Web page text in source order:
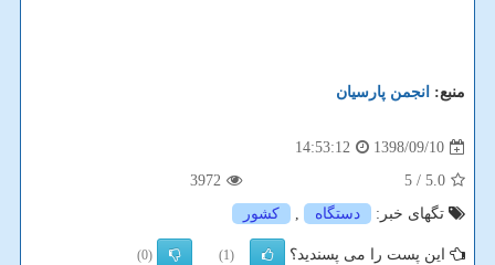
منبع: انجمن پارسیان
1398/09/10
14:53:12
5.0
/ 5
3972
تگهای خبر:
دستگاه , كشور
این پست را می پسندید؟ (1)
(0)